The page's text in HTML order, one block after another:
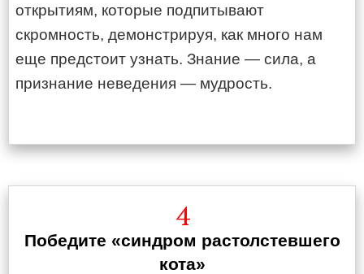
открытиям, которые подпитывают
скромность, демонстрируя, как много нам
еще предстоит узнать. Знание — сила, а
признание неведения — мудрость.
4
Победите «синдром растолстевшего
кота»